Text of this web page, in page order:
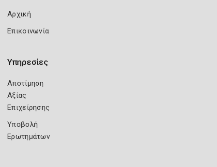
Αρχική
Επικοινωνία
Υπηρεσίες
Αποτίμηση
Αξίας
Επιχείρησης
Υποβολή
Ερωτημάτων